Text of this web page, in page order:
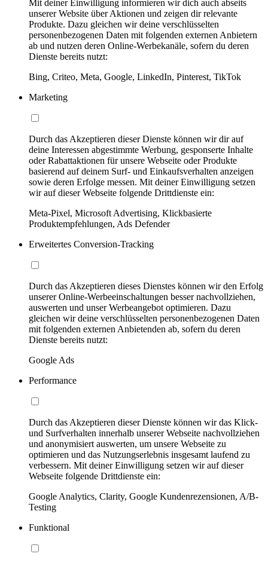
Mit deiner Einwilligung informieren wir dich auch abseits
unserer Website über Aktionen und zeigen dir relevante
Produkte. Dazu gleichen wir deine verschlüsselten
personenbezogenen Daten mit folgenden externen Anbietern
ab und nutzen deren Online-Werbekanäle, sofern du deren
Dienste bereits nutzt:
Bing, Criteo, Meta, Google, LinkedIn, Pinterest, TikTok
Marketing
Durch das Akzeptieren dieser Dienste können wir dir auf
deine Interessen abgestimmte Werbung, gesponserte Inhalte
oder Rabattaktionen für unsere Webseite oder Produkte
basierend auf deinem Surf- und Einkaufsverhalten anzeigen
sowie deren Erfolge messen. Mit deiner Einwilligung setzen
wir auf dieser Webseite folgende Drittdienste ein:
Meta-Pixel, Microsoft Advertising, Klickbasierte
Produktempfehlungen, Ads Defender
Erweitertes Conversion-Tracking
Durch das Akzeptieren dieses Dienstes können wir den Erfolg
unserer Online-Werbeeinschaltungen besser nachvollziehen,
auswerten und unser Werbeangebot optimieren. Dazu
gleichen wir deine verschlüsselten personenbezogenen Daten
mit folgenden externen Anbietenden ab, sofern du deren
Dienste bereits nutzt:
Google Ads
Performance
Durch das Akzeptieren dieser Dienste können wir das Klick-
und Surfverhalten innerhalb unserer Webseite nachvollziehen
und anonymisiert auswerten, um unsere Webseite zu
optimieren und das Nutzungserlebnis insgesamt laufend zu
verbessern. Mit deiner Einwilligung setzen wir auf dieser
Webseite folgende Drittdienste ein:
Google Analytics, Clarity, Google Kundenrezensionen, A/B-
Testing
Funktional